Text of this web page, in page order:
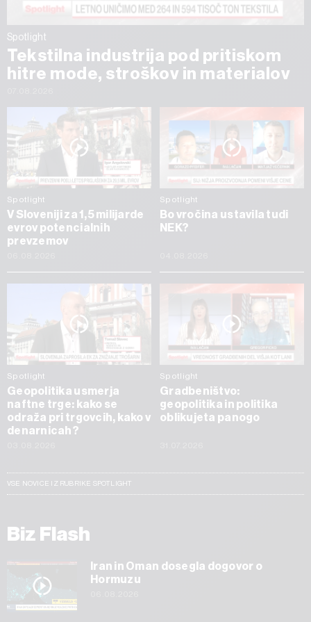
Spotlight
Tekstilna industrija pod pritiskom
hitre mode, stroškov in materialov
Spotlight
V Sloveniji za 1,5 milijarde
evrov potencialnih
prevzemov
Spotlight
Bo vročina ustavila tudi
NEK?
Spotlight
Geopolitika usmerja
naftne trge: kako se
odraža pri trgovcih, kako v
denarnicah?
Spotlight
Gradbeništvo:
geopolitika in politika
oblikujeta panogo
VSE NOVICE IZ RUBRIKE SPOTLIGHT
Biz Flash
Iran in Oman dosegla dogovor o
Hormuzu